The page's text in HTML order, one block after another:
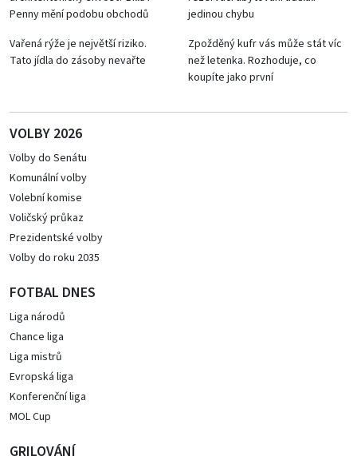
Penny mění podobu obchodů
jedinou chybu
Vařená rýže je největší riziko.
Tato jídla do zásoby nevařte
Zpožděný kufr vás může stát víc
než letenka. Rozhoduje, co
koupíte jako první
VOLBY 2026
Volby do Senátu
Komunální volby
Volební komise
Voličský průkaz
Prezidentské volby
Volby do roku 2035
FOTBAL DNES
Liga národů
Chance liga
Liga mistrů
Evropská liga
Konferenční liga
MOL Cup
GRILOVÁNÍ